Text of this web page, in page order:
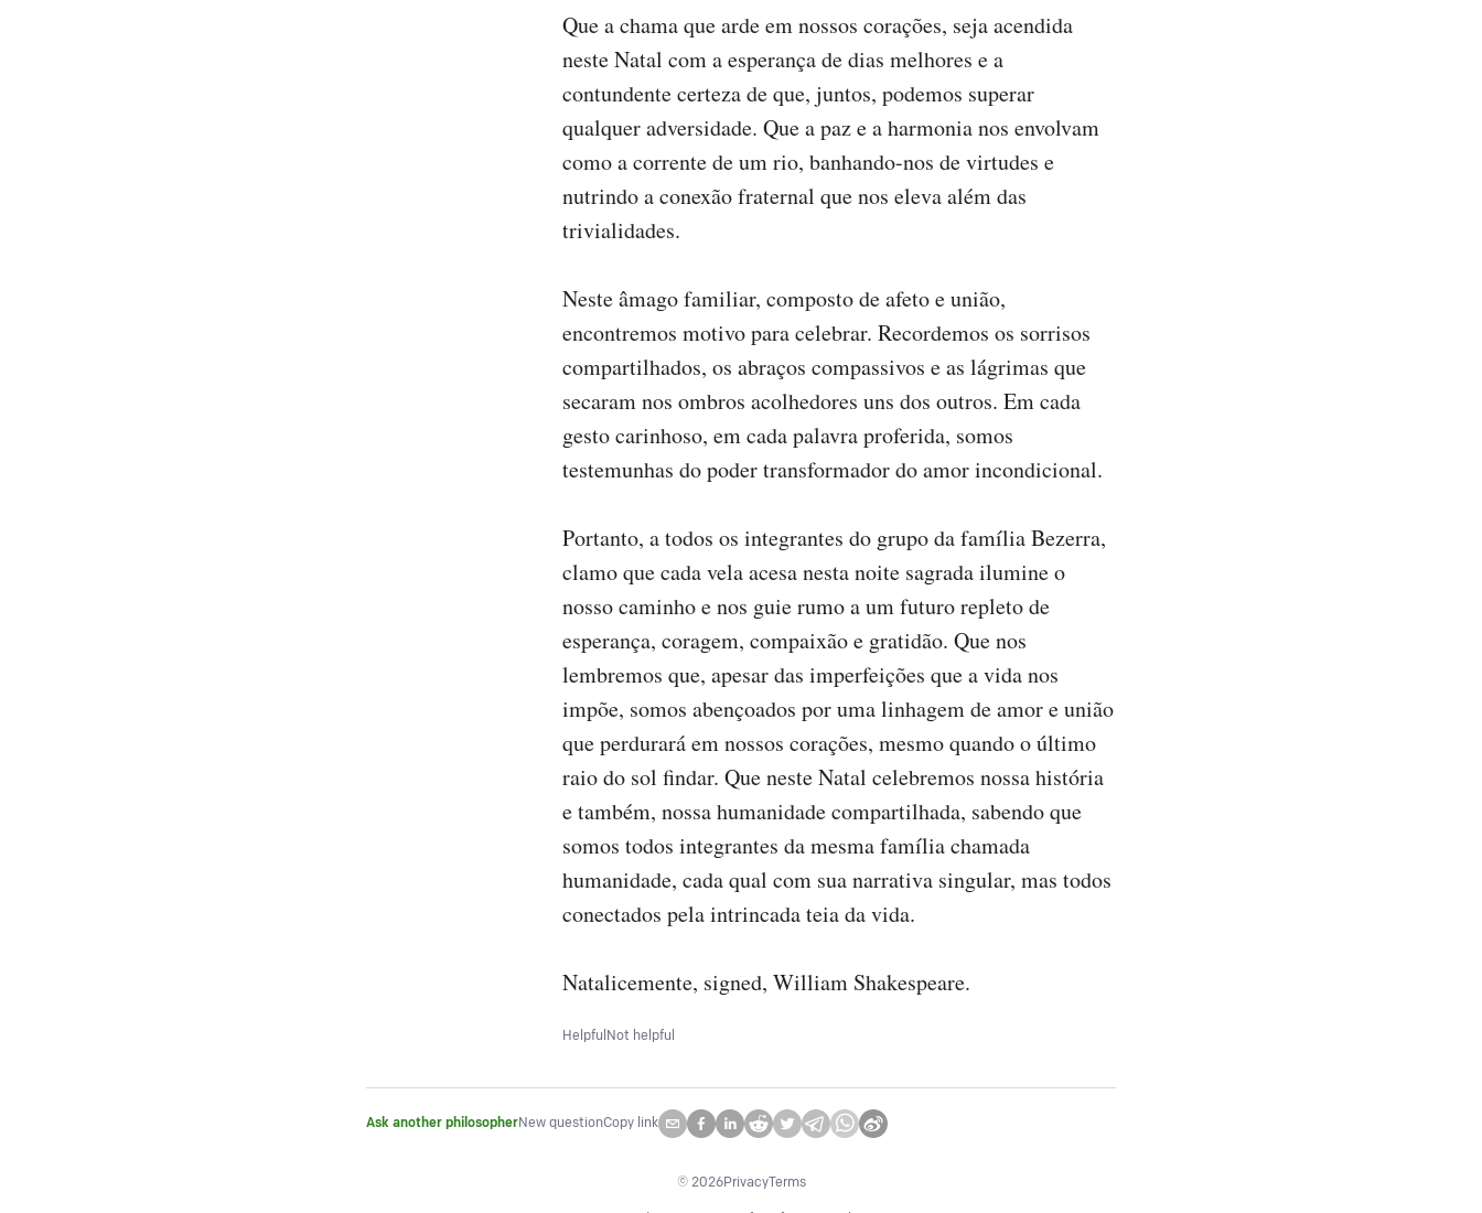
Que a chama que arde em nossos corações, seja acendida
neste Natal com a esperança de dias melhores e a
contundente certeza de que, juntos, podemos superar
qualquer adversidade. Que a paz e a harmonia nos envolvam
como a corrente de um rio, banhando-nos de virtudes e
nutrindo a conexão fraternal que nos eleva além das
trivialidades.
Neste âmago familiar, composto de afeto e união,
encontremos motivo para celebrar. Recordemos os sorrisos
compartilhados, os abraços compassivos e as lágrimas que
secaram nos ombros acolhedores uns dos outros. Em cada
gesto carinhoso, em cada palavra proferida, somos
testemunhas do poder transformador do amor incondicional.
Portanto, a todos os integrantes do grupo da família Bezerra,
clamo que cada vela acesa nesta noite sagrada ilumine o
nosso caminho e nos guie rumo a um futuro repleto de
esperança, coragem, compaixão e gratidão. Que nos
lembremos que, apesar das imperfeições que a vida nos
impõe, somos abençoados por uma linhagem de amor e união
que perdurará em nossos corações, mesmo quando o último
raio do sol findar. Que neste Natal celebremos nossa história
e também, nossa humanidade compartilhada, sabendo que
somos todos integrantes da mesma família chamada
humanidade, cada qual com sua narrativa singular, mas todos
conectados pela intrincada teia da vida.
Natalicemente, signed, William Shakespeare.
HelpfulNot helpful
Ask another philosopherNew questionCopy link
© 2026PrivacyTerms